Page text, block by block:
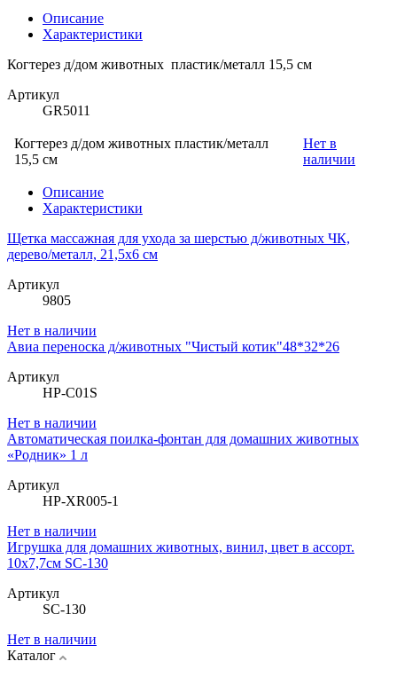
Описание
Характеристики
Когтерез д/дом животных пластик/металл 15,5 см
Артикул
GR5011
Когтерез д/дом животных пластик/металл
15,5 см
Нет в
наличии
Описание
Характеристики
Щетка массажная для ухода за шерстью д/животных ЧК,
дерево/металл, 21,5х6 см
Артикул
9805
Нет в наличии
Авиа переноска д/животных "Чистый котик"48*32*26
Артикул
HP-C01S
Нет в наличии
Автоматическая поилка-фонтан для домашних животных
«Родник» 1 л
Артикул
HP-XR005-1
Нет в наличии
Игрушка для домашних животных, винил, цвет в ассорт.
10х7,7см SC-130
Артикул
SC-130
Нет в наличии
Каталог